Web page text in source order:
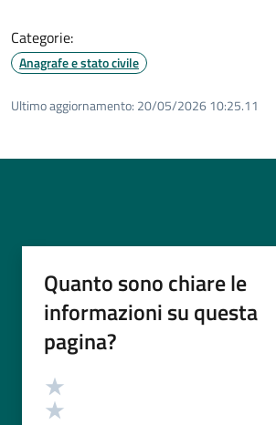
Categorie:
Anagrafe e stato civile
Ultimo aggiornamento: 20/05/2026 10:25.11
Quanto sono chiare le
informazioni su questa
pagina?
Valutazione